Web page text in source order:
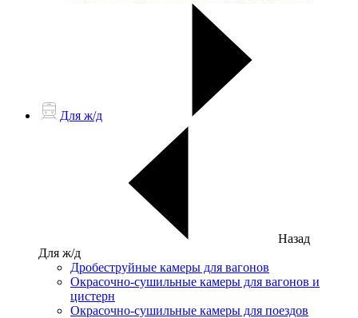
Для ж/д
Назад
Для ж/д
Дробеструйные камеры для вагонов
Окрасочно-сушильные камеры для вагонов и
цистерн
Окрасочно-сушильные камеры для поездов